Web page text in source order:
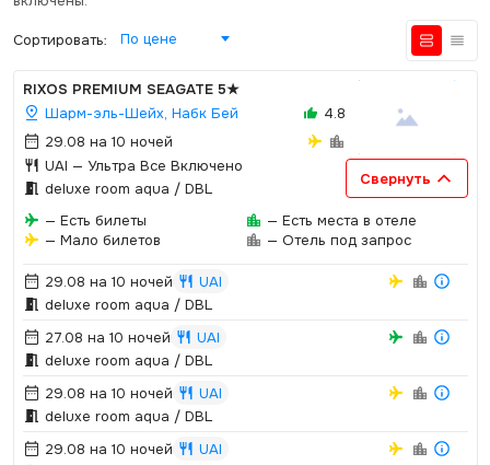
Сортировать: По цене
RIXOS PREMIUM SEAGATE 5★
Шарм-эль-Шейх, Набк Бей
29.08 на 10 ночей
UAI — Ультра Все Включено
4.8
deluxe room aqua / DBL
Свернуть
— Есть билеты
— Мало билетов
— Есть места в отеле
— Отель под запрос
29.08 на 10 ночей
UAI
deluxe room aqua / DBL
27.08 на 10 ночей
UAI
deluxe room aqua / DBL
29.08 на 10 ночей
UAI
deluxe room aqua / DBL
29.08 на 10 ночей
UAI